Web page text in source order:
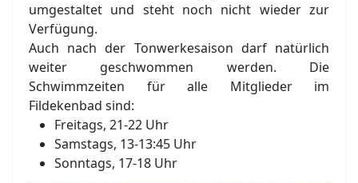
umgestaltet und steht noch nicht wieder zur
Verfügung.
Auch nach der Tonwerkesaison darf natürlich
weiter geschwommen werden. Die
Schwimmzeiten für alle Mitglieder im
Fildekenbad sind:
Freitags, 21-22 Uhr
Samstags, 13-13:45 Uhr
Sonntags, 17-18 Uhr